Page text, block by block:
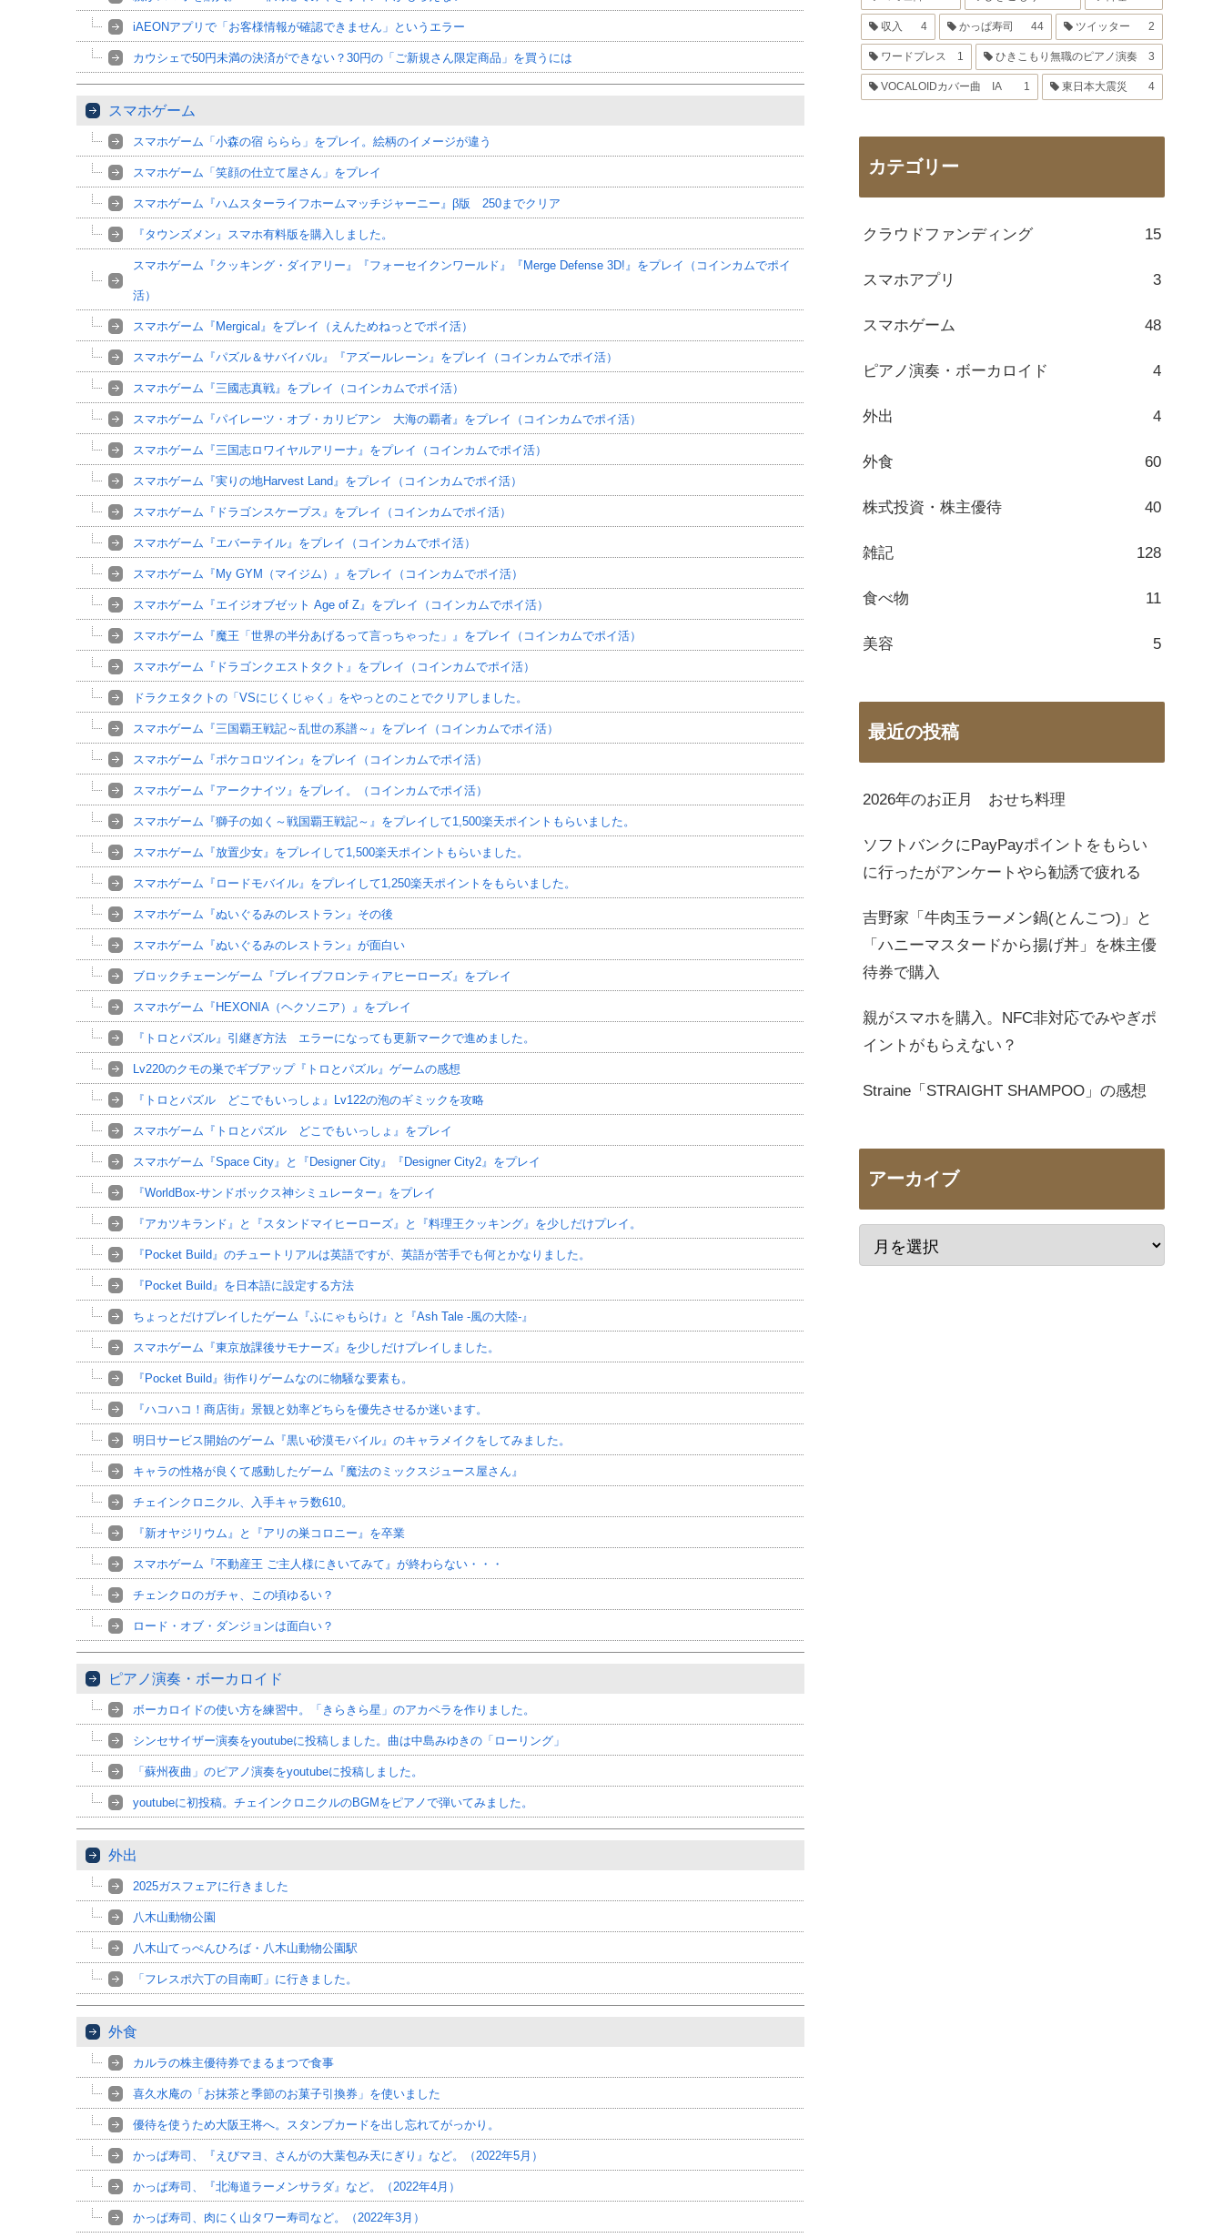
iAEONアプリで「お客様情報が確認できません」というエラー
カウシェで50円未満の決済ができない？30円の「ご新規さん限定商品」を買うには
スマホゲーム
スマホゲーム「小森の宿 ららら」をプレイ。絵柄のイメージが違う
スマホゲーム「笑顔の仕立て屋さん」をプレイ
スマホゲーム『ハムスターライフホームマッチジャーニー』β版 250までクリア
『タウンズメン』スマホ有料版を購入しました。
スマホゲーム『クッキング・ダイアリー』『フォーセイクンワールド』『Merge Defense 3D!』をプレイ（コインカムでポイ
活）
スマホゲーム『Mergical』をプレイ（えんためねっとでポイ活）
スマホゲーム『パズル＆サバイバル』『アズールレーン』をプレイ（コインカムでポイ活）
スマホゲーム『三國志真戦』をプレイ（コインカムでポイ活）
スマホゲーム『パイレーツ・オブ・カリビアン 大海の覇者』をプレイ（コインカムでポイ活）
スマホゲーム『三国志ロワイヤルアリーナ』をプレイ（コインカムでポイ活）
スマホゲーム『実りの地Harvest Land』をプレイ（コインカムでポイ活）
スマホゲーム『ドラゴンスケープス』をプレイ（コインカムでポイ活）
スマホゲーム『エバーテイル』をプレイ（コインカムでポイ活）
スマホゲーム『My GYM（マイジム）』をプレイ（コインカムでポイ活）
スマホゲーム『エイジオブゼット Age of Z』をプレイ（コインカムでポイ活）
スマホゲーム『魔王「世界の半分あげるって言っちゃった」』をプレイ（コインカムでポイ活）
スマホゲーム『ドラゴンクエストタクト』をプレイ（コインカムでポイ活）
ドラクエタクトの「VSにじくじゃく」をやっとのことでクリアしました。
スマホゲーム『三国覇王戦記～乱世の系譜～』をプレイ（コインカムでポイ活）
スマホゲーム『ポケコロツイン』をプレイ（コインカムでポイ活）
スマホゲーム『アークナイツ』をプレイ。（コインカムでポイ活）
スマホゲーム『獅子の如く～戦国覇王戦記～』をプレイして1,500楽天ポイントもらいました。
スマホゲーム『放置少女』をプレイして1,500楽天ポイントもらいました。
スマホゲーム『ロードモバイル』をプレイして1,250楽天ポイントをもらいました。
スマホゲーム『ぬいぐるみのレストラン』その後
スマホゲーム『ぬいぐるみのレストラン』が面白い
ブロックチェーンゲーム『ブレイブフロンティアヒーローズ』をプレイ
スマホゲーム『HEXONIA（ヘクソニア）』をプレイ
『トロとパズル』引継ぎ方法 エラーになっても更新マークで進めました。
Lv220のクモの巣でギブアップ『トロとパズル』ゲームの感想
『トロとパズル どこでもいっしょ』Lv122の泡のギミックを攻略
スマホゲーム『トロとパズル どこでもいっしょ』をプレイ
スマホゲーム『Space City』と『Designer City』『Designer City2』をプレイ
『WorldBox-サンドボックス神シミュレーター』をプレイ
『アカツキランド』と『スタンドマイヒーローズ』と『料理王クッキング』を少しだけプレイ。
『Pocket Build』のチュートリアルは英語ですが、英語が苦手でも何とかなりました。
『Pocket Build』を日本語に設定する方法
ちょっとだけプレイしたゲーム『ふにゃもらけ』と『Ash Tale -風の大陸-』
スマホゲーム『東京放課後サモナーズ』を少しだけプレイしました。
『Pocket Build』街作りゲームなのに物騒な要素も。
『ハコハコ！商店街』景観と効率どちらを優先させるか迷います。
明日サービス開始のゲーム『黒い砂漠モバイル』のキャラメイクをしてみました。
キャラの性格が良くて感動したゲーム『魔法のミックスジュース屋さん』
チェインクロニクル、入手キャラ数610。
『新オヤジリウム』と『アリの巣コロニー』を卒業
スマホゲーム『不動産王 ご主人様にきいてみて』が終わらない・・・
チェンクロのガチャ、この頃ゆるい？
ロード・オブ・ダンジョンは面白い？
ピアノ演奏・ボーカロイド
ボーカロイドの使い方を練習中。「きらきら星」のアカペラを作りました。
シンセサイザー演奏をyoutubeに投稿しました。曲は中島みゆきの「ローリング」
「蘇州夜曲」のピアノ演奏をyoutubeに投稿しました。
youtubeに初投稿。チェインクロニクルのBGMをピアノで弾いてみました。
外出
2025ガスフェアに行きました
八木山動物公園
八木山てっぺんひろば・八木山動物公園駅
「フレスポ六丁の目南町」に行きました。
外食
カルラの株主優待券でまるまつで食事
喜久水庵の「お抹茶と季節のお菓子引換券」を使いました
優待を使うため大阪王将へ。スタンプカードを出し忘れてがっかり。
かっぱ寿司、『えびマヨ、さんがの大葉包み天にぎり』など。（2022年5月）
かっぱ寿司、『北海道ラーメンサラダ』など。（2022年4月）
かっぱ寿司、肉にく山タワー寿司など。（2022年3月）
収入 4 かっぱ寿司 44 ツイッター 2
ワードプレス 1 ひきこもり無職のピアノ演奏 3
VOCALOIDカバー曲 IA 1 東日本大震災 4
カテゴリー
クラウドファンディング 15
スマホアプリ 3
スマホゲーム 48
ピアノ演奏・ボーカロイド 4
外出 4
外食 60
株式投資・株主優待 40
雑記 128
食べ物 11
美容 5
最近の投稿
2026年のお正月 おせち料理
ソフトバンクにPayPayポイントをもらい
に行ったがアンケートやら勧誘で疲れる
吉野家「牛肉玉ラーメン鍋(とんこつ)」と
「ハニーマスタードから揚げ丼」を株主優
待券で購入
親がスマホを購入。NFC非対応でみやぎポ
イントがもらえない？
Straine「STRAIGHT SHAMPOO」の感想
アーカイブ